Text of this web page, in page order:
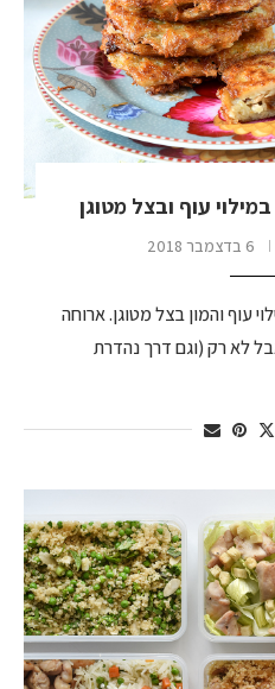
עוף ובצל מטוגן
6 בדצמבר 2018
עוף והמון בצל מטוגן. ארוחה
לא רק (וגם דרך נהדרת